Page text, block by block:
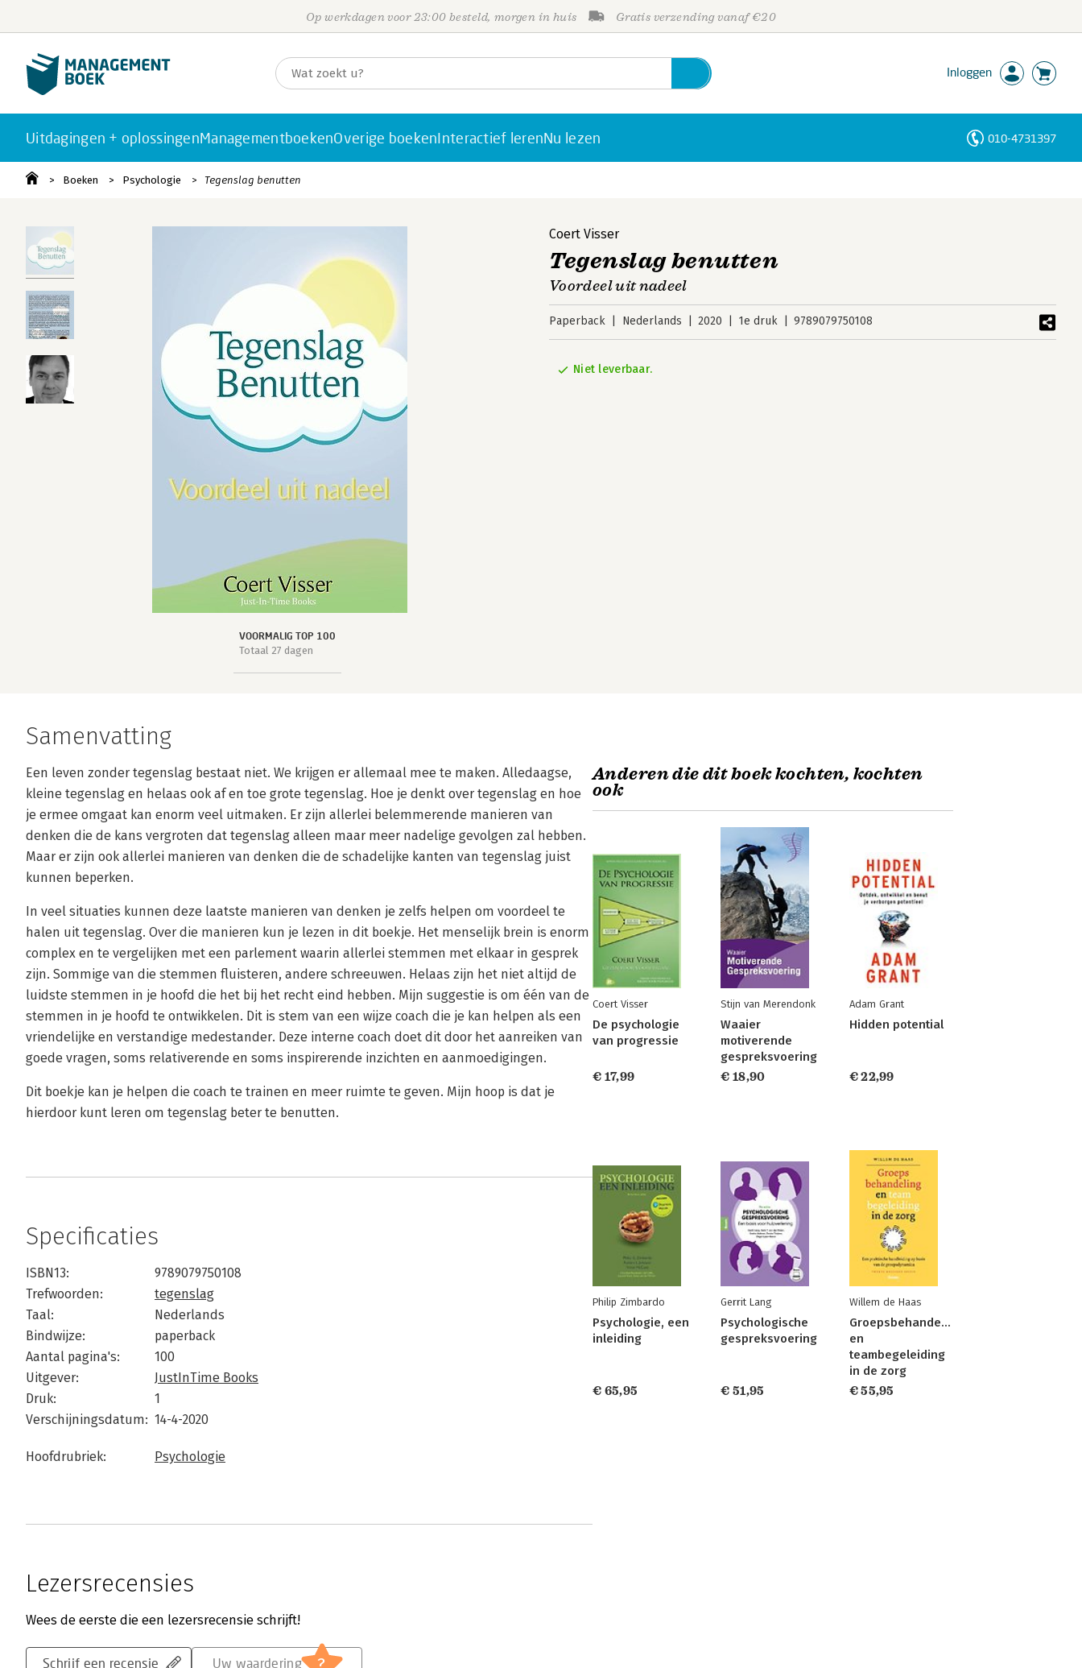
Op werkdagen voor 23:00 besteld, morgen in huis Gratis verzending vanaf €20
Inloggen
Uitdagingen + oplossingenManagementboekenOverige boekenInteractief lerenNu lezen 010-4731397
Boeken Psychologie Tegenslag benutten
VOORMALIG TOP 100
Totaal 27 dagen
Coert Visser
Tegenslag benutten
Voordeel uit nadeel
Paperback Nederlands 2020 1e druk 9789079750108
Niet leverbaar.
Samenvatting
Een leven zonder tegenslag bestaat niet. We krijgen er allemaal mee te maken. Alledaagse,
kleine tegenslag en helaas ook af en toe grote tegenslag. Hoe je denkt over tegenslag en hoe
je ermee omgaat kan enorm veel uitmaken. Er zijn allerlei belemmerende manieren van
denken die de kans vergroten dat tegenslag alleen maar meer nadelige gevolgen zal hebben.
Maar er zijn ook allerlei manieren van denken die de schadelijke kanten van tegenslag juist
kunnen beperken.
In veel situaties kunnen deze laatste manieren van denken je zelfs helpen om voordeel te
halen uit tegenslag. Over die manieren kun je lezen in dit boekje. Het menselijk brein is enorm
complex en te vergelijken met een parlement waarin allerlei stemmen met elkaar in gesprek
zijn. Sommige van die stemmen fluisteren, andere schreeuwen. Helaas zijn het niet altijd de
luidste stemmen in je hoofd die het bij het recht eind hebben. Mijn suggestie is om één van de
stemmen in je hoofd te ontwikkelen. Dit is stem van een wijze coach die je kan helpen als een
vriendelijke en verstandige medestander. Deze interne coach doet dit door het aanreiken van
goede vragen, soms relativerende en soms inspirerende inzichten en aanmoedigingen.
Dit boekje kan je helpen die coach te trainen en meer ruimte te geven. Mijn hoop is dat je
hierdoor kunt leren om tegenslag beter te benutten.
Specificaties
ISBN13:
9789079750108
Trefwoorden:
tegenslag
Taal:
Nederlands
Bindwijze:
paperback
Aantal pagina's:
100
Uitgever:
JustInTime Books
Druk:
1
Verschijningsdatum: 14-4-2020
Hoofdrubriek: Psychologie
Lezersrecensies
Wees de eerste die een lezersrecensie schrijft!
Schrijf een recensie Uw waardering ?
Anderen die dit boek kochten, kochten
ook
Coert Visser
De psychologie
van progressie
€ 17,99
Stijn van Merendonk
Waaier
motiverende
gespreksvoering
€ 18,90
Adam Grant
Hidden potential
€ 22,99
Philip Zimbardo
Psychologie, een
inleiding
€ 65,95
Gerrit Lang
Psychologische
gespreksvoering
€ 51,95
Willem de Haas
Groepsbehandeling
en
teambegeleiding
in de zorg
€ 55,95
Personen